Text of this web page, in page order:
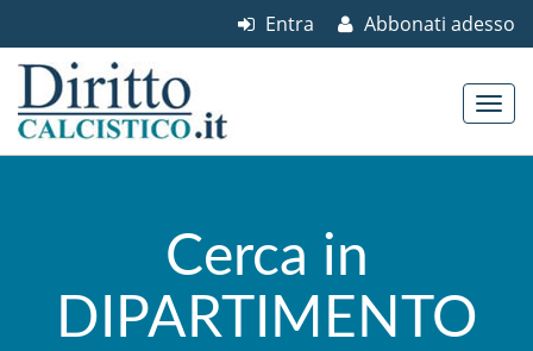
Abbonati adesso
Entra
Cerca in
DIPARTIMENTO